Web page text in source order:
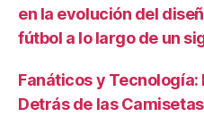
en la evolución del
fútbol a lo largo de un
Fanáticos y Tecnología:
Detrás de las